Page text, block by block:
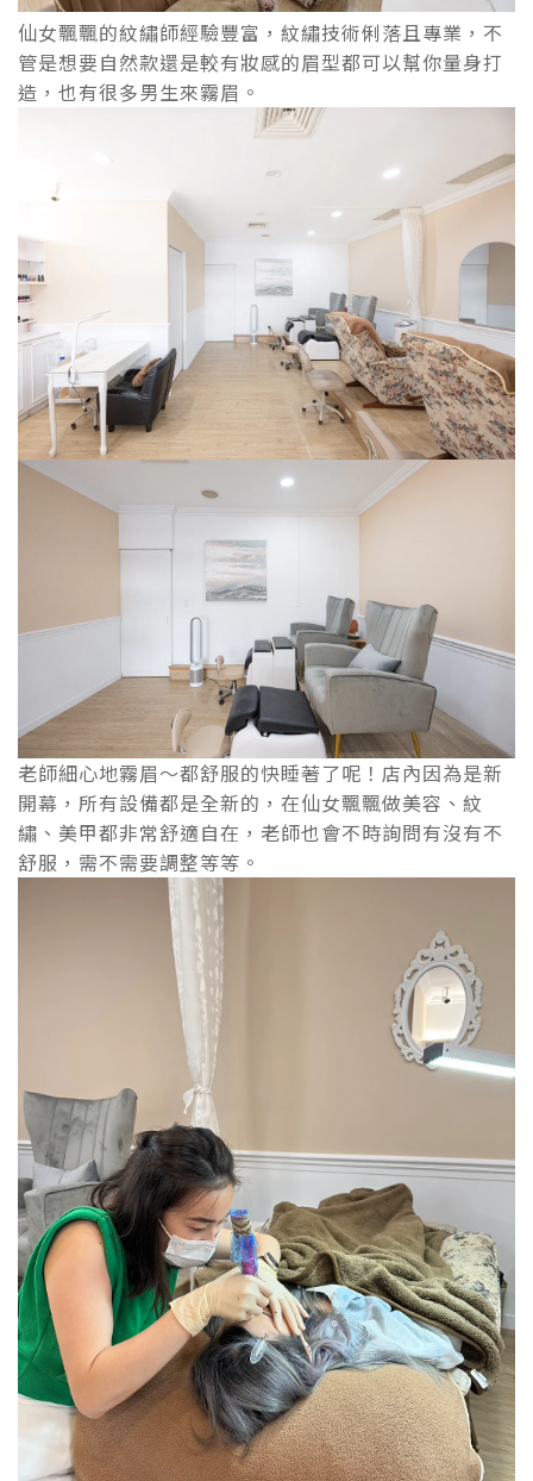
仙女飄飄的紋繡師經驗豐富，紋繡技術俐落且專業，不
管是想要自然款還是較有妝感的眉型都可以幫你量身打
造，也有很多男生來霧眉。
老師細心地霧眉～都舒服的快睡著了呢！店內因為是新
開幕，所有設備都是全新的，在仙女飄飄做美容、紋
繡、美甲都非常舒適自在，老師也會不時詢問有沒有不
舒服，需不需要調整等等。